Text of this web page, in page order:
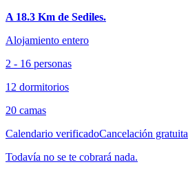
A 18.3 Km de Sediles.
Alojamiento entero
2 - 16 personas
12 dormitorios
20 camas
Calendario verificadoCancelación gratuita
Todavía no se te cobrará nada.